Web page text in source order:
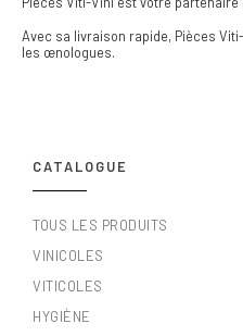
Avec sa livraison rapide, Pièces
les œnologues.
CATALOGUE
TOUS LES PRODUITS
VINICOLES
VITICOLES
HYGIÈNE